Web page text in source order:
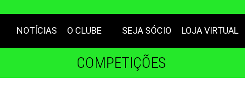
NOTÍCIAS O CLUBE SEJA SÓCIO LOJA VIRTUAL
COMPETIÇÕES